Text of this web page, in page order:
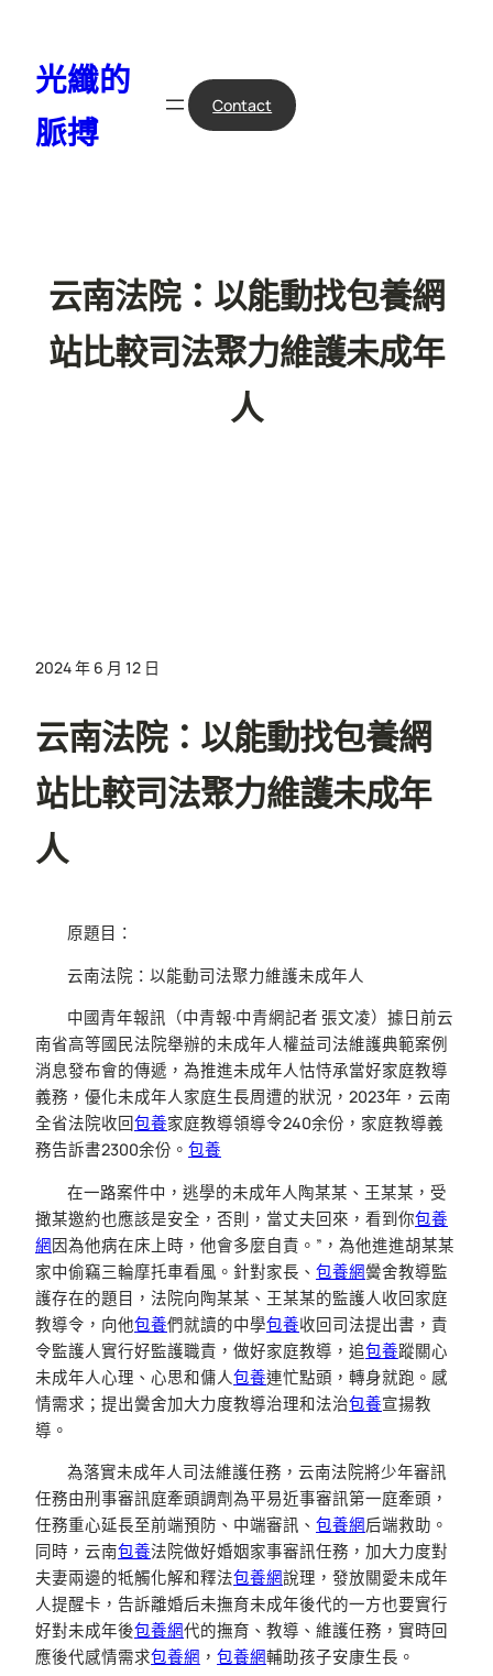
光纖的
脈搏
Contact
云南法院：以能動找包養網
站比較司法聚力維護未成年
人
2024 年 6 月 12 日
云南法院：以能動找包養網
站比較司法聚力維護未成年
人
原題目：
云南法院：以能動司法聚力維護未成年人
中國青年報訊（中青報·中青網記者 張文凌）據日前云
南省高等國民法院舉辦的未成年人權益司法維護典範案例
消息發布會的傳遞，為推進未成年人怙恃承當好家庭教導
義務，優化未成年人家庭生長周遭的狀況，2023年，云南
全省法院收回包養家庭教導領導令240余份，家庭教導義
務告訴書2300余份。 包養
在一路案件中，逃學的未成年人陶某某、王某某，受
撖某邀約也應該是安全，否則，當丈夫回來，看到你包養
網因為他病在床上時，他會多麼自責。”，為他進進胡某某
家中偷竊三輪摩托車看風。針對家長、 包養網黌舍教導監
護存在的題目，法院向陶某某、王某某的監護人收回家庭
教導令，向他包養們就讀的中學包養收回司法提出書，責
令監護人實行好監護職責，做好家庭教導，追包養蹤關心
未成年人心理、心思和傭人包養連忙點頭，轉身就跑。感
情需求；提出黌舍加大力度教導治理和法治包養宣揚教
導。
為落實未成年人司法維護任務，云南法院將少年審訊
任務由刑事審訊庭牽頭調劑為平易近事審訊第一庭牽頭，
任務重心延長至前端預防、中端審訊、 包養網后端救助。
同時，云南包養法院做好婚姻家事審訊任務，加大力度對
夫妻兩邊的牴觸化解和釋法包養網說理，發放關愛未成年
人提醒卡，告訴離婚后未撫育未成年後代的一方也要實行
好對未成年後包養網代的撫育、教導、維護任務，實時回
應後代感情需求包養網 ， 包養網輔助孩子安康生長。